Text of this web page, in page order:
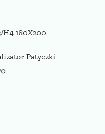
H4 180X200
Patyczki